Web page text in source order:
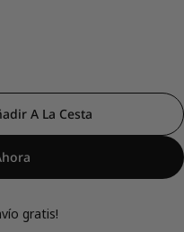
Infinito - Well
Para Lápiz Infinito -
A La Cesta
gratis!